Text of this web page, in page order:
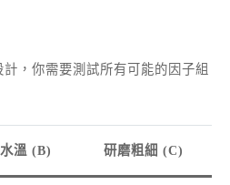
，你需要測試所有可能的因子組
水溫 (B) 研磨粗細 (C)